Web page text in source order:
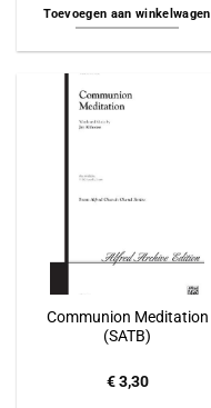
Toevoegen aan winkelwagen
Communion Meditation
(SATB)
€3,30